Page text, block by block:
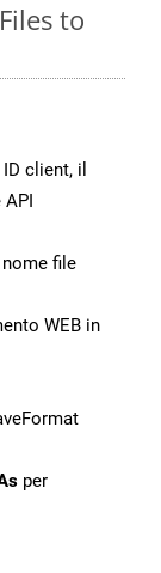
to
client, il
API
file
WEB in
per